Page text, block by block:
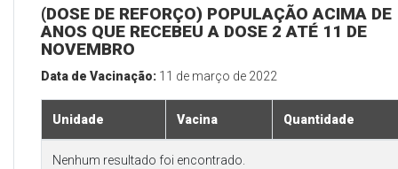
(DOSE DE REFORÇO) POPULAÇÃO ACIMA DE
ANOS QUE RECEBEU A DOSE 2 ATÉ 11 DE
NOVEMBRO
Data de Vacinação: 11 de março de 2022
Unidade Vacina Quantidade
Nenhum resultado foi encontrado.